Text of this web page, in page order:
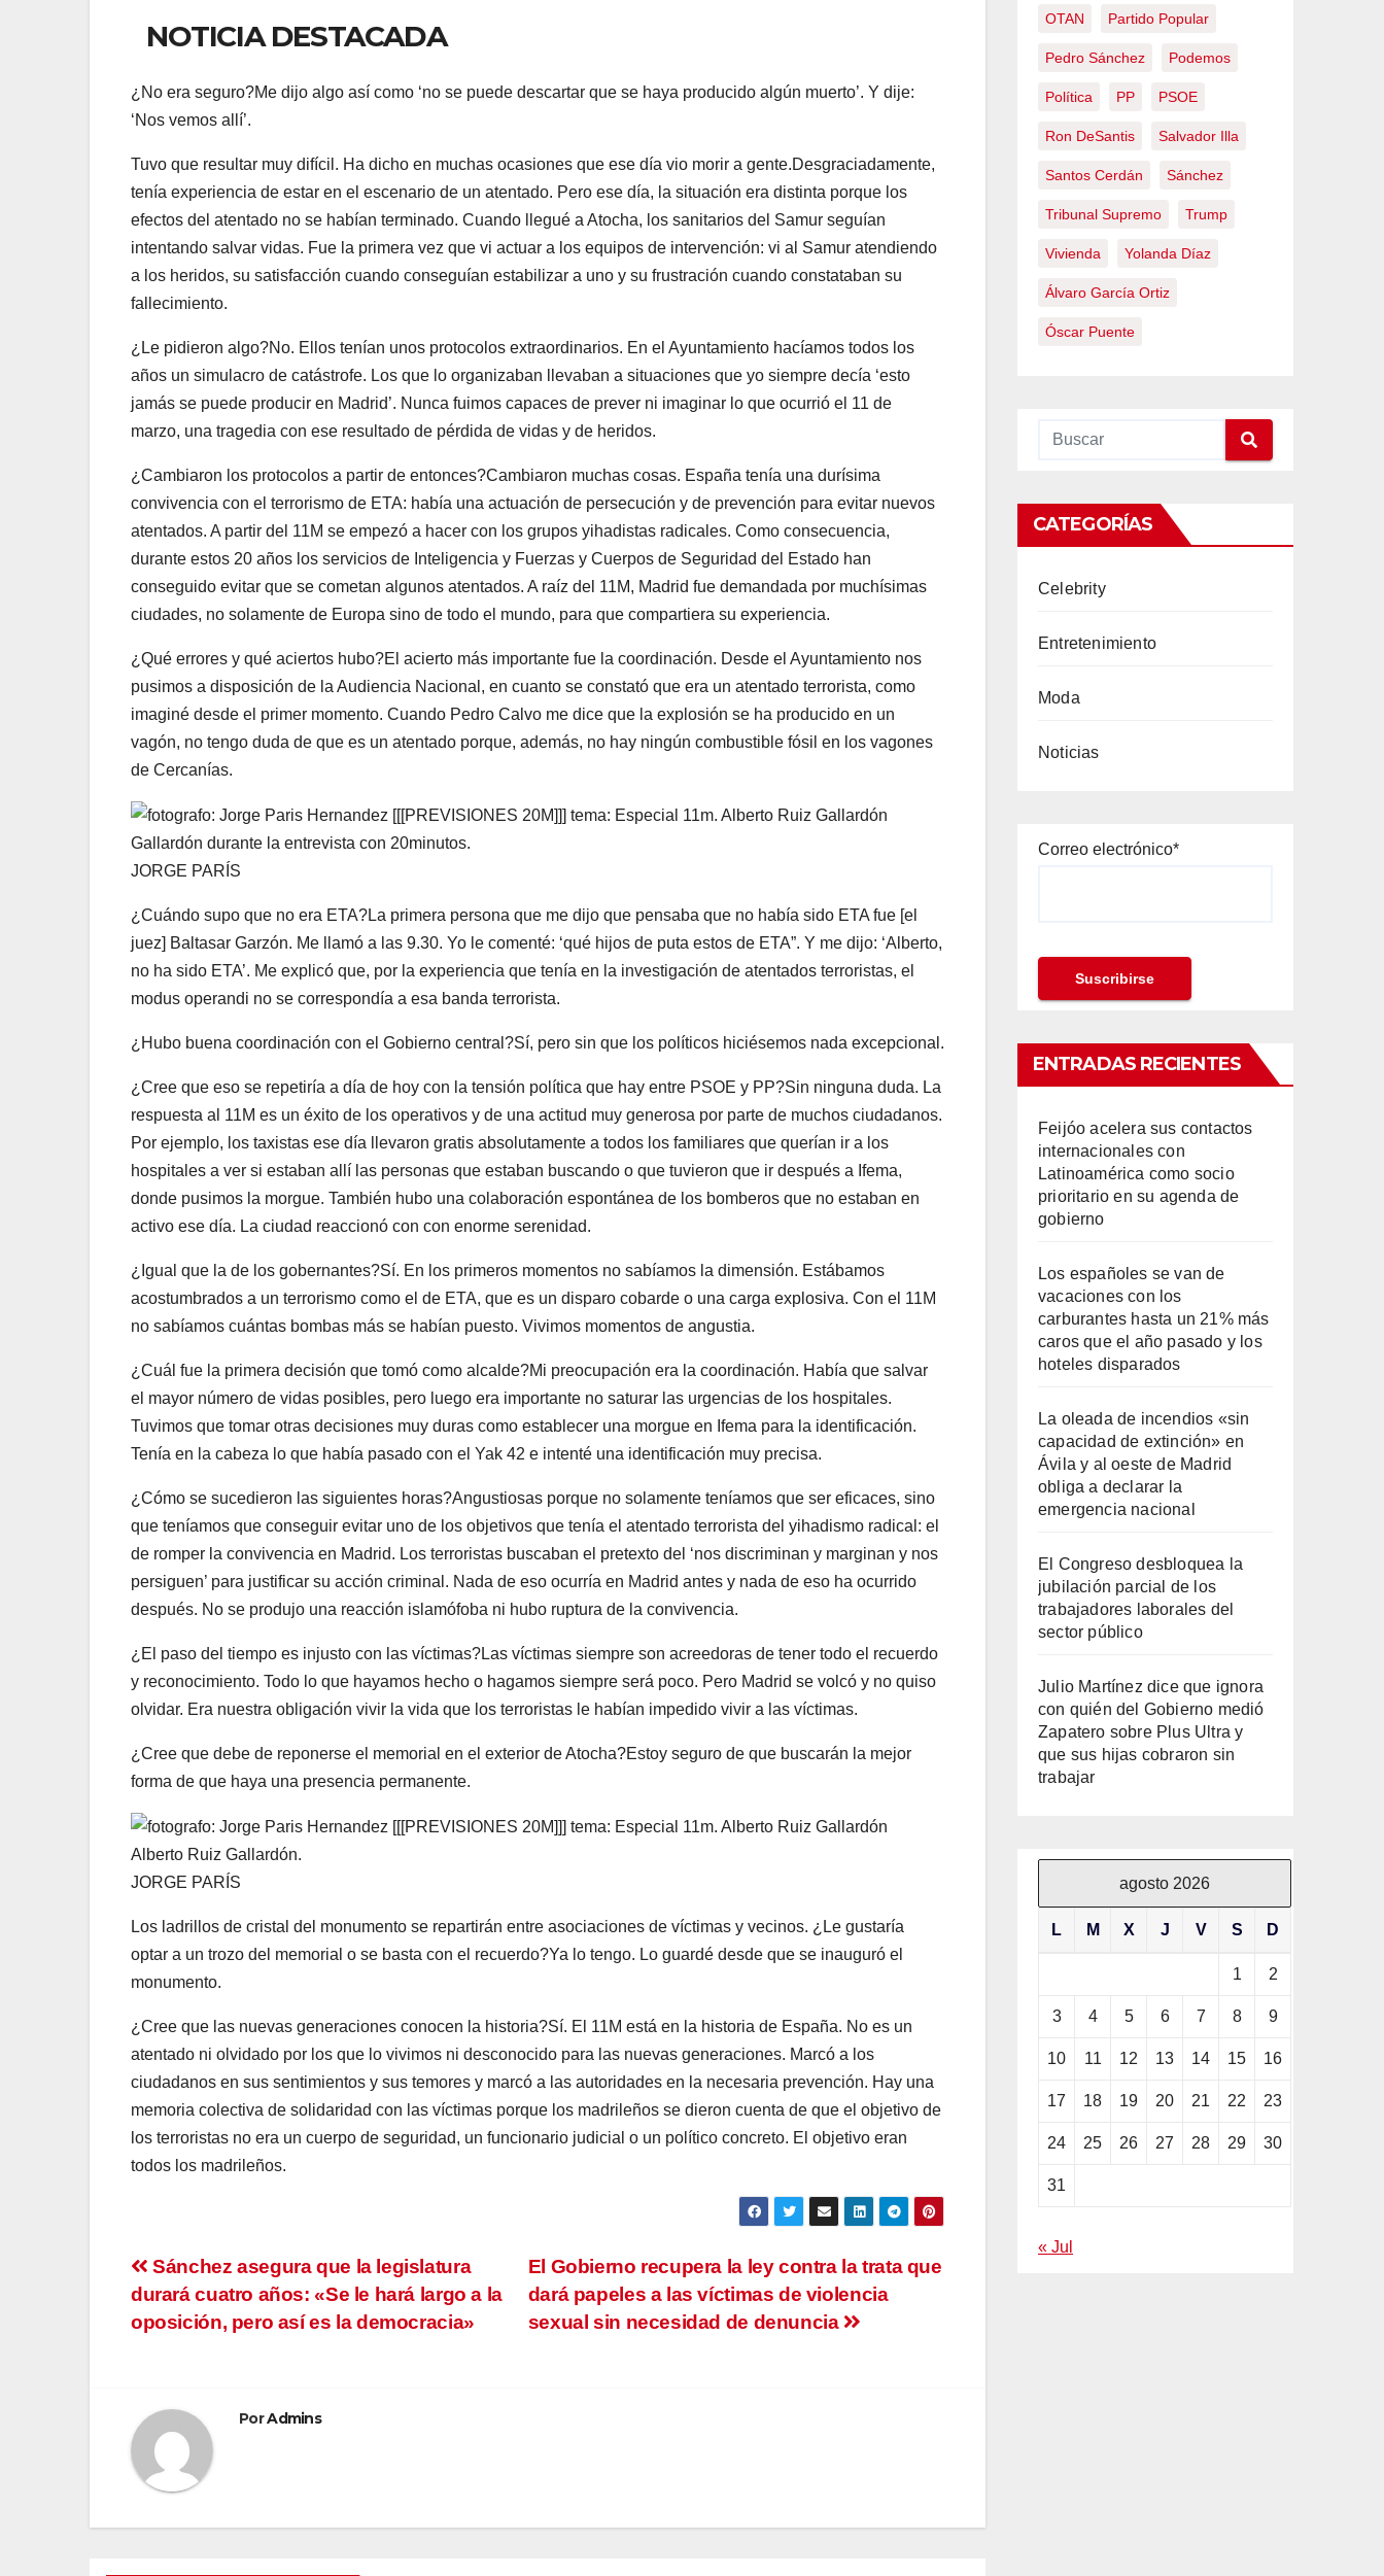
NOTICIA DESTACADA
¿No era seguro?Me dijo algo así como ‘no se puede descartar que se haya producido algún muerto’. Y dije:
‘Nos vemos allí’.
Tuvo que resultar muy difícil. Ha dicho en muchas ocasiones que ese día vio morir a gente.Desgraciadamente,
tenía experiencia de estar en el escenario de un atentado. Pero ese día, la situación era distinta porque los
efectos del atentado no se habían terminado. Cuando llegué a Atocha, los sanitarios del Samur seguían
intentando salvar vidas. Fue la primera vez que vi actuar a los equipos de intervención: vi al Samur atendiendo
a los heridos, su satisfacción cuando conseguían estabilizar a uno y su frustración cuando constataban su
fallecimiento.
¿Le pidieron algo?No. Ellos tenían unos protocolos extraordinarios. En el Ayuntamiento hacíamos todos los
años un simulacro de catástrofe. Los que lo organizaban llevaban a situaciones que yo siempre decía ‘esto
jamás se puede producir en Madrid’. Nunca fuimos capaces de prever ni imaginar lo que ocurrió el 11 de
marzo, una tragedia con ese resultado de pérdida de vidas y de heridos.
¿Cambiaron los protocolos a partir de entonces?Cambiaron muchas cosas. España tenía una durísima
convivencia con el terrorismo de ETA: había una actuación de persecución y de prevención para evitar nuevos
atentados. A partir del 11M se empezó a hacer con los grupos yihadistas radicales. Como consecuencia,
durante estos 20 años los servicios de Inteligencia y Fuerzas y Cuerpos de Seguridad del Estado han
conseguido evitar que se cometan algunos atentados. A raíz del 11M, Madrid fue demandada por muchísimas
ciudades, no solamente de Europa sino de todo el mundo, para que compartiera su experiencia.
¿Qué errores y qué aciertos hubo?El acierto más importante fue la coordinación. Desde el Ayuntamiento nos
pusimos a disposición de la Audiencia Nacional, en cuanto se constató que era un atentado terrorista, como
imaginé desde el primer momento. Cuando Pedro Calvo me dice que la explosión se ha producido en un
vagón, no tengo duda de que es un atentado porque, además, no hay ningún combustible fósil en los vagones
de Cercanías.
Gallardón durante la entrevista con 20minutos.
JORGE PARÍS
¿Cuándo supo que no era ETA?La primera persona que me dijo que pensaba que no había sido ETA fue [el
juez] Baltasar Garzón. Me llamó a las 9.30. Yo le comenté: ‘qué hijos de puta estos de ETA”. Y me dijo: ‘Alberto,
no ha sido ETA’. Me explicó que, por la experiencia que tenía en la investigación de atentados terroristas, el
modus operandi no se correspondía a esa banda terrorista.
¿Hubo buena coordinación con el Gobierno central?Sí, pero sin que los políticos hiciésemos nada excepcional.
¿Cree que eso se repetiría a día de hoy con la tensión política que hay entre PSOE y PP?Sin ninguna duda. La
respuesta al 11M es un éxito de los operativos y de una actitud muy generosa por parte de muchos ciudadanos.
Por ejemplo, los taxistas ese día llevaron gratis absolutamente a todos los familiares que querían ir a los
hospitales a ver si estaban allí las personas que estaban buscando o que tuvieron que ir después a Ifema,
donde pusimos la morgue. También hubo una colaboración espontánea de los bomberos que no estaban en
activo ese día. La ciudad reaccionó con con enorme serenidad.
¿Igual que la de los gobernantes?Sí. En los primeros momentos no sabíamos la dimensión. Estábamos
acostumbrados a un terrorismo como el de ETA, que es un disparo cobarde o una carga explosiva. Con el 11M
no sabíamos cuántas bombas más se habían puesto. Vivimos momentos de angustia.
¿Cuál fue la primera decisión que tomó como alcalde?Mi preocupación era la coordinación. Había que salvar
el mayor número de vidas posibles, pero luego era importante no saturar las urgencias de los hospitales.
Tuvimos que tomar otras decisiones muy duras como establecer una morgue en Ifema para la identificación.
Tenía en la cabeza lo que había pasado con el Yak 42 e intenté una identificación muy precisa.
¿Cómo se sucedieron las siguientes horas?Angustiosas porque no solamente teníamos que ser eficaces, sino
que teníamos que conseguir evitar uno de los objetivos que tenía el atentado terrorista del yihadismo radical: el
de romper la convivencia en Madrid. Los terroristas buscaban el pretexto del ‘nos discriminan y marginan y nos
persiguen’ para justificar su acción criminal. Nada de eso ocurría en Madrid antes y nada de eso ha ocurrido
después. No se produjo una reacción islamófoba ni hubo ruptura de la convivencia.
¿El paso del tiempo es injusto con las víctimas?Las víctimas siempre son acreedoras de tener todo el recuerdo
y reconocimiento. Todo lo que hayamos hecho o hagamos siempre será poco. Pero Madrid se volcó y no quiso
olvidar. Era nuestra obligación vivir la vida que los terroristas le habían impedido vivir a las víctimas.
¿Cree que debe de reponerse el memorial en el exterior de Atocha?Estoy seguro de que buscarán la mejor
forma de que haya una presencia permanente.
Alberto Ruiz Gallardón.
JORGE PARÍS
Los ladrillos de cristal del monumento se repartirán entre asociaciones de víctimas y vecinos. ¿Le gustaría
optar a un trozo del memorial o se basta con el recuerdo?Ya lo tengo. Lo guardé desde que se inauguró el
monumento.
¿Cree que las nuevas generaciones conocen la historia?Sí. El 11M está en la historia de España. No es un
atentado ni olvidado por los que lo vivimos ni desconocido para las nuevas generaciones. Marcó a los
ciudadanos en sus sentimientos y sus temores y marcó a las autoridades en la necesaria prevención. Hay una
memoria colectiva de solidaridad con las víctimas porque los madrileños se dieron cuenta de que el objetivo de
los terroristas no era un cuerpo de seguridad, un funcionario judicial o un político concreto. El objetivo eran
todos los madrileños.
Navegación
de
El Gobierno recupera la ley contra la trata que
dará papeles a las víctimas de violencia
sexual sin necesidad de denuncia
Sánchez asegura que la legislatura
durará cuatro años: «Se le hará largo a la
oposición, pero así es la democracia»
PorAdmins
OTAN Partido Popular
Pedro Sánchez Podemos
Política PP PSOE
Ron DeSantis Salvador Illa
Santos Cerdán Sánchez
Tribunal Supremo Trump
Vivienda Yolanda Díaz
Álvaro García Ortiz
Óscar Puente
CATEGORÍAS
Celebrity
Entretenimiento
Moda
Noticias
Correo electrónico*
ENTRADAS RECIENTES
Feijóo acelera sus contactos
internacionales con
Latinoamérica como socio
prioritario en su agenda de
gobierno
Los españoles se van de
vacaciones con los
carburantes hasta un 21% más
caros que el año pasado y los
hoteles disparados
La oleada de incendios «sin
capacidad de extinción» en
Ávila y al oeste de Madrid
obliga a declarar la
emergencia nacional
El Congreso desbloquea la
jubilación parcial de los
trabajadores laborales del
sector público
Julio Martínez dice que ignora
con quién del Gobierno medió
Zapatero sobre Plus Ultra y
que sus hijas cobraron sin
trabajar
agosto 2026
L M X J V S D
1 2
3 4 5 6 7 8 9
10 11 12 13 14 15 16
17 18 19 20 21 22 23
24 25 26 27 28 29 30
31
« Jul